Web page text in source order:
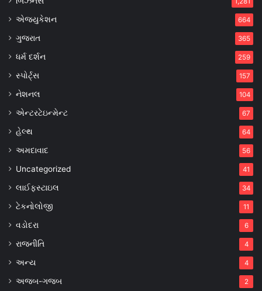
એજ્યુકેશન 664
ગુજરાત 365
ધર્મ દર્શન 259
સ્પોર્ટ્સ 157
નેશનલ 104
એન્ટરટેઇન્મેન્ટ 67
હેલ્થ 64
અમદાવાદ 56
Uncategorized 41
લાઈફસ્ટાઇલ 34
ટેકનોલોજી 11
વડોદરા 6
રાજનીતિ 4
અન્ય 4
અજબ-ગજબ 2